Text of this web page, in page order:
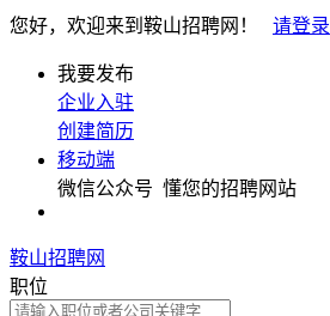
您好，欢迎来到鞍山招聘网！ 请登录
我要发布
企业入驻
创建简历
移动端
微信公众号 懂您的招聘网站
鞍山招聘网
职位